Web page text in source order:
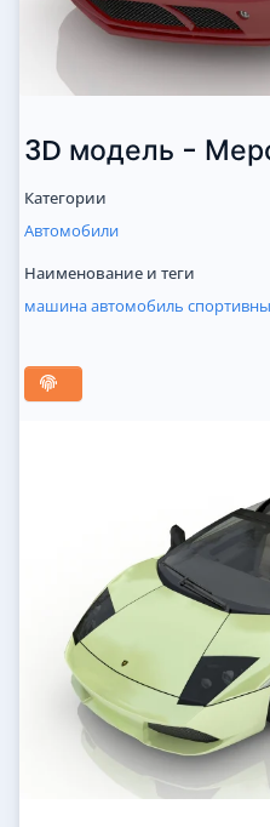
3D модель -
Категории
Автомобили
Наименование и теги
машинаавтомобиль